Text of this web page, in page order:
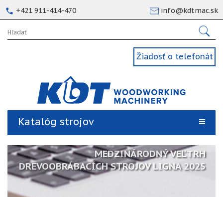
+421 911-414-470 info@kdtmac.sk
Žiadosť o telefonát
Katalóg strojov
MEDZINÁRODNÝ VEĽTRH
DREVOOBRÁBACÍCH STROJOV LIGNA 2025